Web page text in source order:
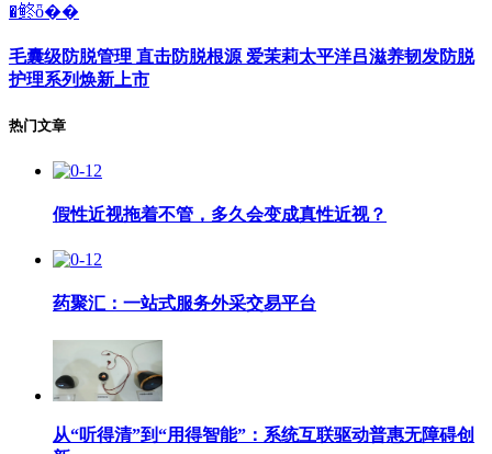
�鿴ȫ��
毛囊级防脱管理 直击防脱根源 爱茉莉太平洋吕滋养韧发防脱
护理系列焕新上市
热门文章
假性近视拖着不管，多久会变成真性近视？
药聚汇：一站式服务外采交易平台
从“听得清”到“用得智能”：系统互联驱动普惠无障碍创